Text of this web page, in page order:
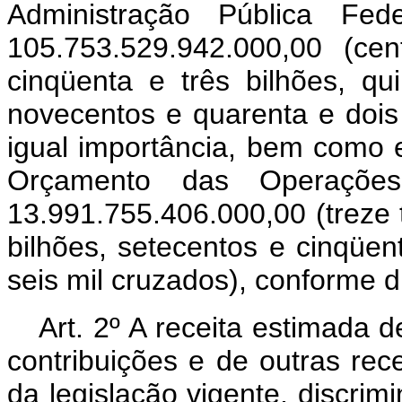
Administração Pública
105.753.529.942.000,00
cinqüenta e três bilhões,
novecentos e quarenta e
igual importância, bem
Orçamento das
13.991.755.406.000,00
bilhões, setecentos e
seis mil cruzados), conforme
Art. 2º A receita estimada
contribuições e de outras
da legislação vigente,